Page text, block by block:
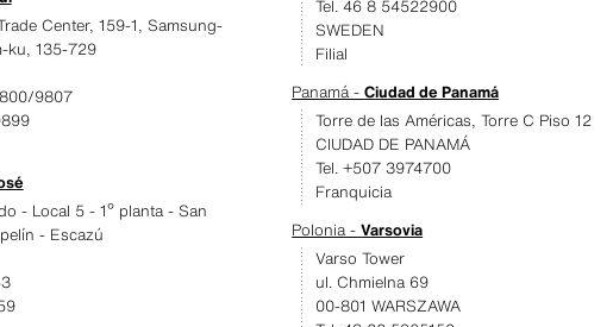
Center, 159-1, Samsung-
ku, 135-729
9807
- Local 5 - 1º planta - San
- Escazú
Tel. 46 8 54522900
SWEDEN
Filial
Panamá -Ciudad de Panamá
Torre de las Américas, Torre C Piso 12
CIUDAD DE PANAMÁ
Tel. +507 3974700
Franquicia
Polonia -Varsovia
Varso Tower
ul. Chmielna 69
00-801 WARSZAWA